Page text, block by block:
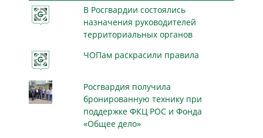
В Росгвардии состоялись
назначения руководителей
территориальных органов
ЧОПам раскрасили правила
Росгвардия получила
бронированную технику при
поддержке ФКЦ РОС и Фонда
«Общее дело»